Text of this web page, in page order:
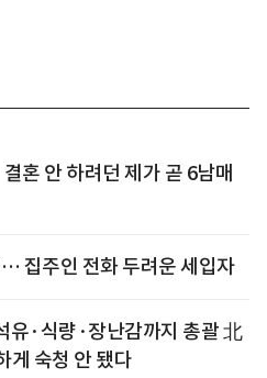
혼 안 하려던 제가 곧 6남매
집주인 전화 두려운 세입자
유·식량·장난감까지 총괄 北
게 숙청 안 됐다